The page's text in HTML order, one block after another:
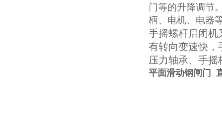
门等的升降调节
柄、电机、电器
手摇螺杆启闭机
有转向变速快，
压力轴承、手摇
平面滑动钢闸门